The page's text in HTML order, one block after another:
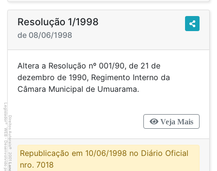
Resolução 1/1998
de 08/06/1998
Altera a Resolução nº 001/90, de 21 de
dezembro de 1990, Regimento Interno da
Câmara Municipal de Umuarama.
Veja Mais
Republicação em 10/06/1998 no Diário Oficial
nro. 7018
Direitos Autorais
©
2001
Legislador
®
WEB - Desenvolvido por